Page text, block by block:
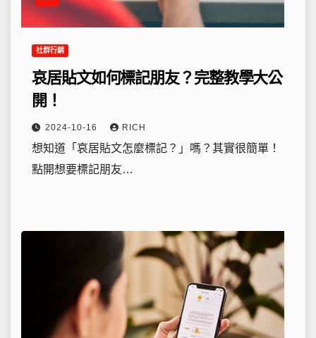
社群行銷
哀居貼文如何標記朋友？完整教學大公
開！
2024-10-16 RICH
想知道「哀居貼文怎麼標記？」嗎？其實很簡單！
點開想要標記朋友…